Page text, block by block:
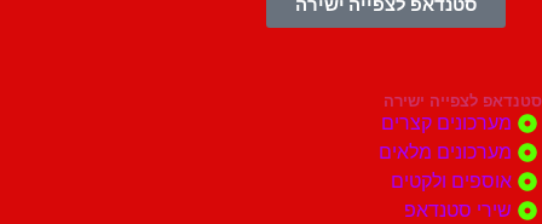
ישירה
קצרים
מלאים
ולקטים
סטנדאפ